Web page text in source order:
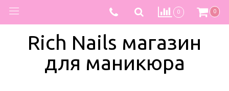
0 0
Rich Nails магазин
для маникюра